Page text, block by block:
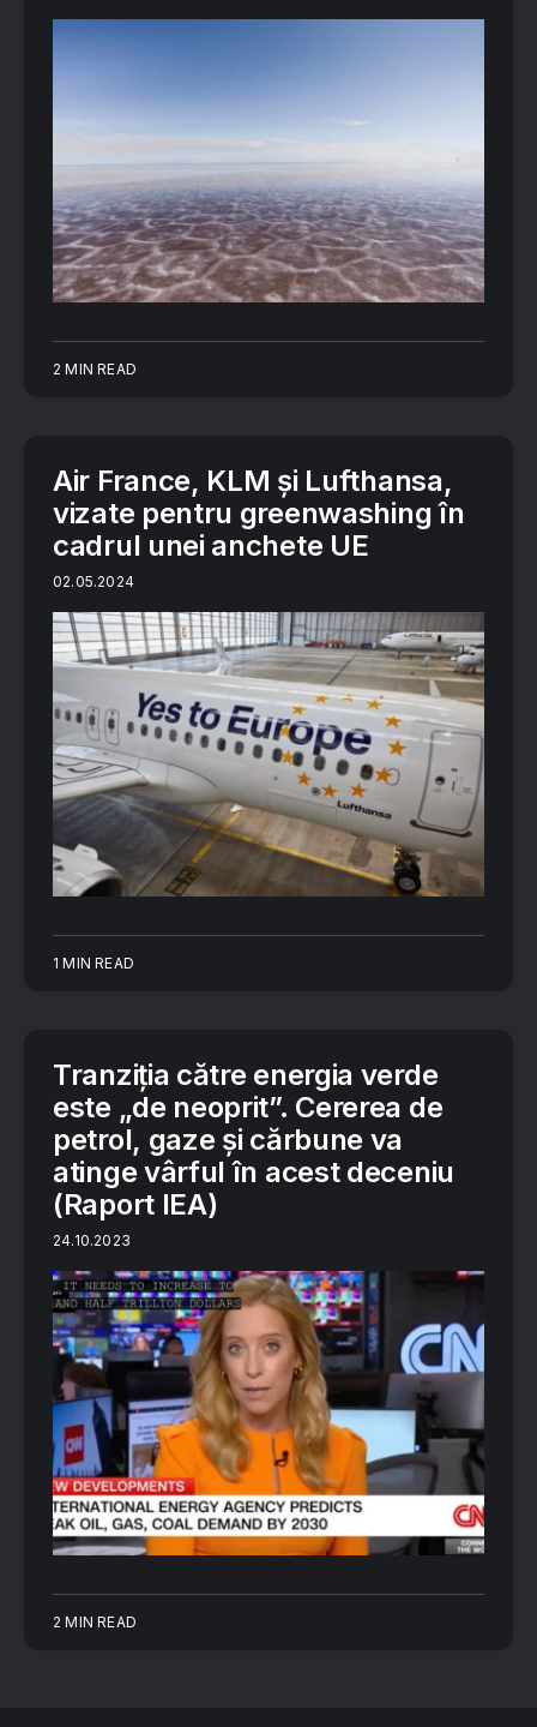
2 MIN READ
Air France, KLM și Lufthansa,
vizate pentru greenwashing în
cadrul unei anchete UE
02.05.2024
1 MIN READ
Tranziția către energia verde
este „de neoprit”. Cererea de
petrol, gaze și cărbune va
atinge vârful în acest deceniu
(Raport IEA)
24.10.2023
2 MIN READ